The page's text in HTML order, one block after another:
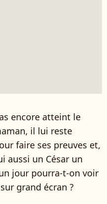
encore atteint le
il lui reste
faire ses preuves et,
aussi un César un
jour pourra-t-on voir
grand écran ?